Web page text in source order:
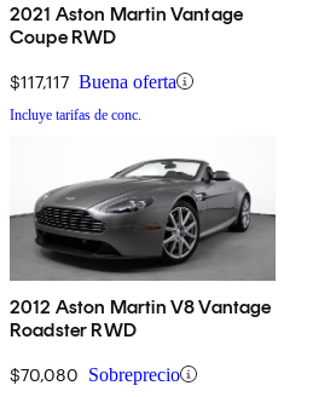
2021 Aston Martin Vantage
Coupe RWD
$117,117 Buena oferta
Incluye tarifas de conc.
2012 Aston Martin V8 Vantage
Roadster RWD
$70,080 Sobreprecio